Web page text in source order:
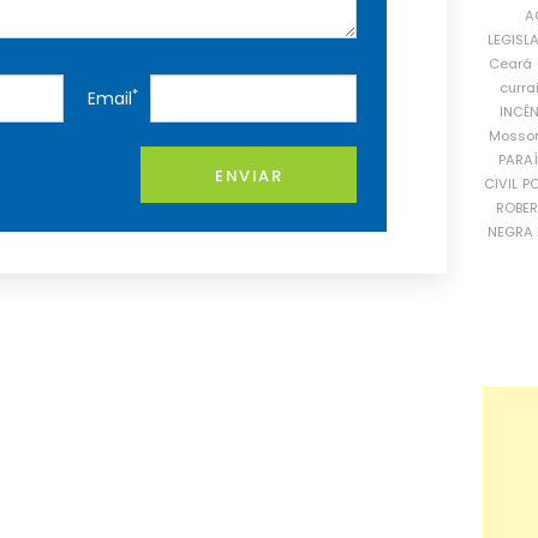
Email*
ENVIAR
Ceará
CIVIL
NEGRA